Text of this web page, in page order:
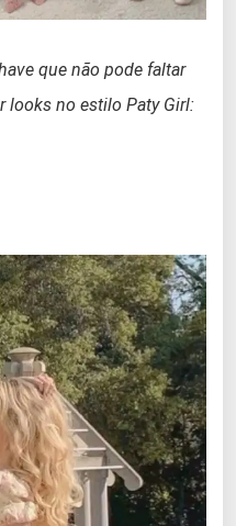
que não pode faltar
looks no estilo Paty Girl: